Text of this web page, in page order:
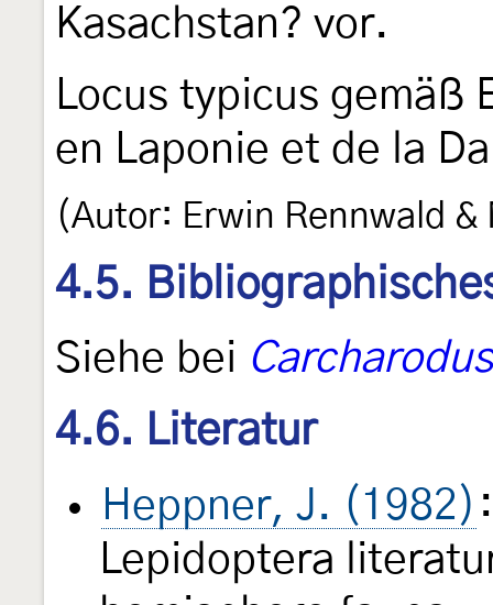
Kasachstan? vor.
Locus typicus gemäß
en Laponie et de la
(Autor: Erwin Rennwald
4.5.
Siehe bei
4.6. Literatur
Heppner, J. (1982)
Lepidoptera